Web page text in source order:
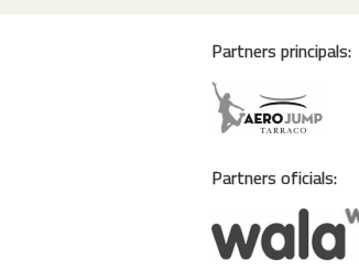
Partners principals:
Partners oficials: